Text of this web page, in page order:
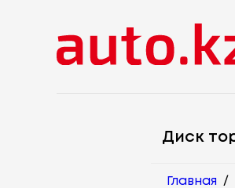
Диск
Главная /